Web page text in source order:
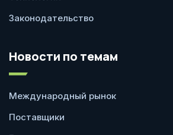
Законодательство
Новости по темам
Международный рынок
Поставщики